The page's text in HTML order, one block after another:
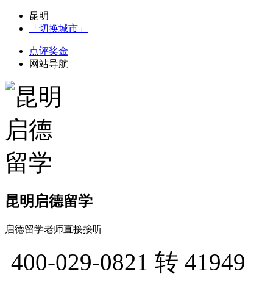
昆明
「切换城市」
点评奖金
网站导航
昆明启德留学
启德留学老师直接接听
400-029-0821 转 41949